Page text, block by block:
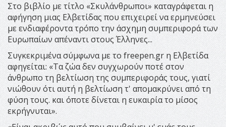
Στο βιβλίο με τίτλο «Σκυλάνθρωποι» καταγράφεται η
αφήγηση μιας Ελβετίδας που επιχειρεί να ερμηνεύσει
με ενδιαφέροντα τρόπο την άσχημη συμπεριφορά των
Ευρωπαίων απέναντι στους Έλληνες...
Συγκεκριμένα σύμφωνα με το freepen.gr η Ελβετίδα
αφηγείται: «Τα ζώα δεν συγχωρούν ποτέ στον
άνθρωπο τη βελτίωση της συμπεριφοράς τους, γιατί
νιώθουν ότι αυτή η βελτίωση τ' απομακρύνει από τη
φύση τους. και όποτε δίνεται η ευκαιρία το μίσος
εκρήγνυται».